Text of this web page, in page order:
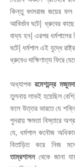
কিন্তু বৎসরাজ জয়ের ফল
আবির্ভাব ঘটে| ধ্রুবের
বাধ্য হন| এরপর ধর্মপালের
ঘটে| ধর্মপাল এই যুদ্ধে
ধ্রুবেও দাক্ষিণাত্য ফিরে
অধ্যাপকরমেশচন্দ্র
তুলনায় লাভই হয়েছিল
ফলে উত্তর ভারতে যে
পুনরায় ক্ষমতা বিস্তারে
যে, ধর্মপাল কনৌজ
বিতাড়িত করে নিজ
তাম্রশাসন থেকে জানা